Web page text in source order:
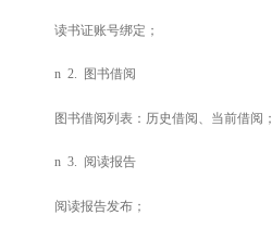
读书证账号绑定；
n 2. 图书借阅
图书借阅列表：历史借阅、当前借阅；
n 3. 阅读报告
阅读报告发布；